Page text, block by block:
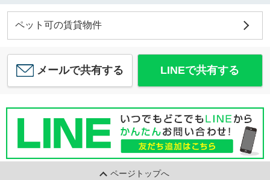
ペット可の賃貸物件
メールで共有する LINEで共有する
ページトップへ